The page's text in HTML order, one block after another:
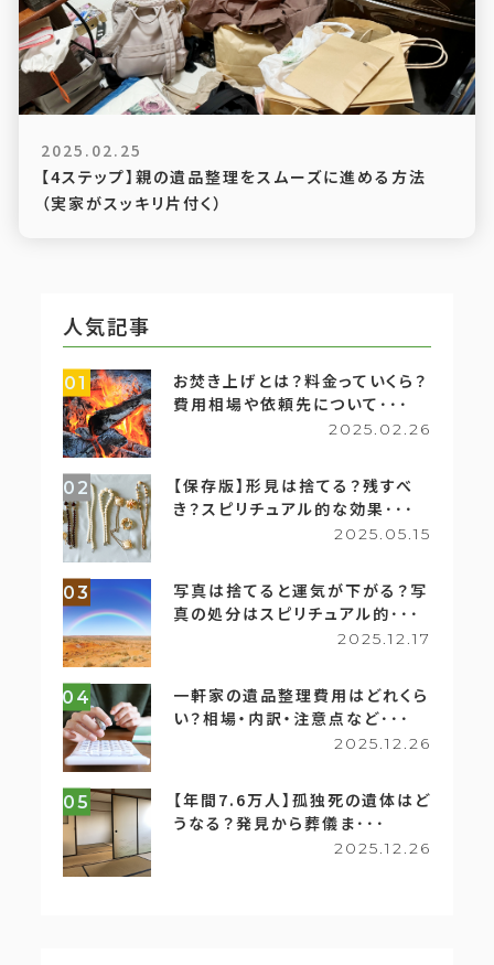
2025.02.25
【4ステップ】親の遺品整理をスムーズに進める方法
（実家がスッキリ片付く）
人気記事
01
お焚き上げとは？料金っていくら？
費用相場や依頼先について･･･
2025.02.26
02
【保存版】形見は捨てる？残すべ
き？スピリチュアル的な効果･･･
2025.05.15
03
写真は捨てると運気が下がる？写
真の処分はスピリチュアル的･･･
2025.12.17
04
一軒家の遺品整理費用はどれくら
い？相場・内訳・注意点など･･･
2025.12.26
05
【年間7.6万人】孤独死の遺体はど
うなる？発見から葬儀ま･･･
2025.12.26